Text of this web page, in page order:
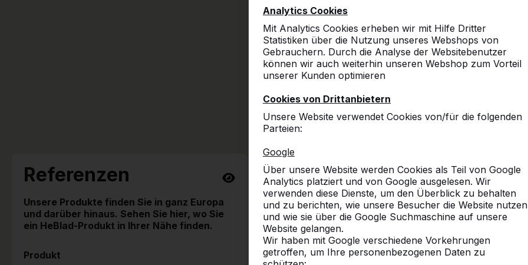
Analytics Cookies
Mit Analytics Cookies erheben wir mit Hilfe Dritter
Statistiken über die Nutzung unseres Webshops von
Gebrauchern. Durch die Analyse der Websitebenutzer
können wir auch weiterhin unseren Webshop zum Vorteil
unserer Kunden optimieren
Cookies von Drittanbietern
Unsere Website verwendet Cookies von/für die folgenden
Parteien:
Google
Über unsere Website werden Cookies als Teil von Google
Analytics platziert und von Google ausgelesen. Wir
verwenden diese Dienste, um den Überblick zu behalten
und zu berichten, wie unsere Besucher die Website nutzen
und wie sie über die Google Suchmaschine auf unsere
Website gelangen.
Wir haben mit Google verschiedene Vorkehrungen
getroffen, um Ihre personenbezogenen Daten zu
Referenzen
Unsere Produkte finden Sie in ganz Europa
und darüber hinaus. Sehen Sie hier, wo Sie
ein HeBlad-Produkt in Ihrer Nähe finden.
Produkt